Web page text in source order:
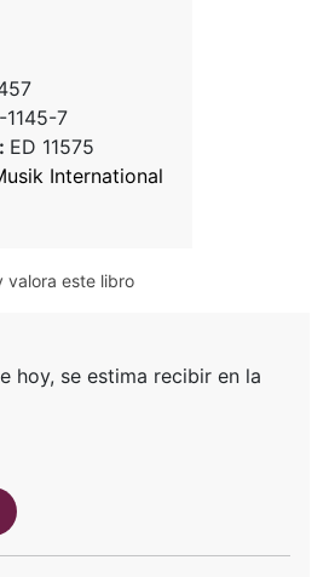
7
ED 11575
International
valora este libro
hoy, se estima recibir en la